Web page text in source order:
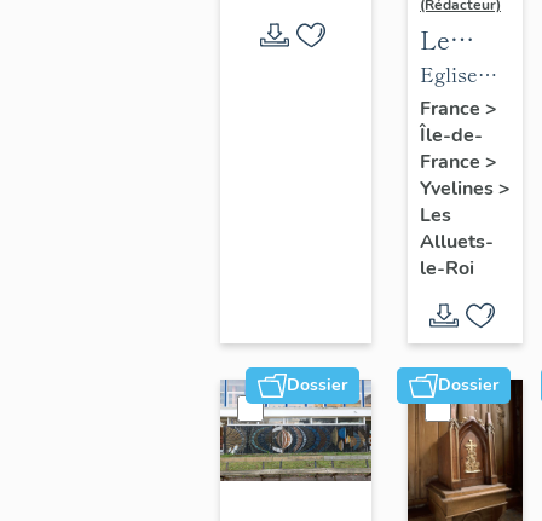
(Rédacteur)
Le
mobilier
de
l'église
Saint-
Nicolas
Eglise
paroissiale
Saint-
Nicolas
France >
Île-de-
France >
Yvelines>
Les
Alluets-
le-Roi
Dossier Dossier